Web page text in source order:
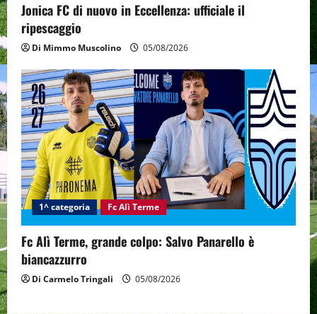
Jonica FC di nuovo in Eccellenza: ufficiale il
ripescaggio
Di Mimmo Muscolino 05/08/2026
1^ categoria Fc Alì Terme
Fc Alì Terme, grande colpo: Salvo Panarello è
biancazzurro
Di Carmelo Tringali 05/08/2026